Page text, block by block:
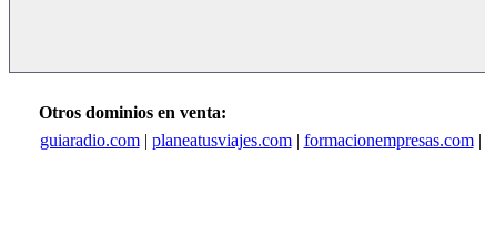
Otros dominios en venta:
guiaradio.com| planeatusviajes.com| formacionempresas.com|